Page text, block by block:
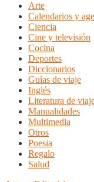
Arte
Calendarios y
Ciencia
Cine y televisión
Cocina
Deportes
Diccionarios
Guías de viaje
Inglés
Literatura de
Manualidades
Multimedia
Otros
Poesia
Regalo
Salud